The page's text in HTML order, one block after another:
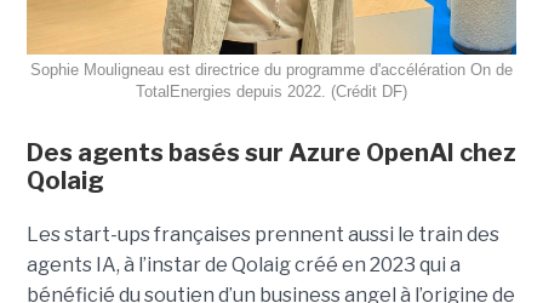
Sophie Mouligneau est directrice du programme d'accélération On de
TotalEnergies depuis 2022. (Crédit DF)
Des agents basés sur Azure OpenAI chez
Qolaig
Les start-ups françaises prennent aussi le train des
agents IA, à l’instar de Qolaig créé en 2023 qui a
bénéficié du soutien d’un business angel à l’origine de